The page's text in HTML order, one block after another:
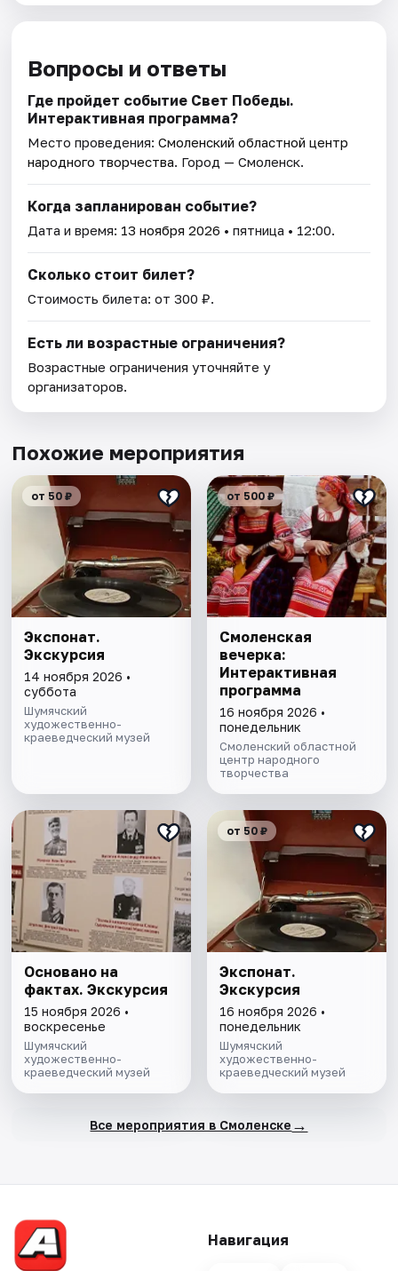
Вопросы и ответы
Где пройдет событие Свет Победы.
Интерактивная программа?
Место проведения:Смоленский областной центр
народного творчества. Город — Смоленск.
Когда запланирован событие?
Дата и время: 13 ноября 2026 • пятница • 12:00.
Сколько стоит билет?
Стоимость билета: от 300 ₽.
Есть ли возрастные ограничения?
Возрастные ограничения уточняйте у
организаторов.
Похожие мероприятия
от 50 ₽
Экспонат.
Экскурсия
14 ноября 2026 •
суббота
Шумячский
художественно-
краеведческий музей
от 500 ₽
Смоленская
вечерка:
Интерактивная
программа
16 ноября 2026 •
понедельник
Смоленский областной
центр народного
творчества
Основано на
фактах. Экскурсия
15 ноября 2026 •
воскресенье
Шумячский
художественно-
краеведческий музей
от 50 ₽
Экспонат.
Экскурсия
16 ноября 2026 •
понедельник
Шумячский
художественно-
краеведческий музей
Все мероприятия в Смоленске →
Навигация